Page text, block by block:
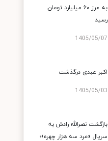
به مرز ۶۰ میلیارد تومان
رسید
1405/05/07
اکبر عبدی درگذشت
1405/05/03
بازگشت نصرالله رادش به
سریال «مرد سه هزار چهره»؛